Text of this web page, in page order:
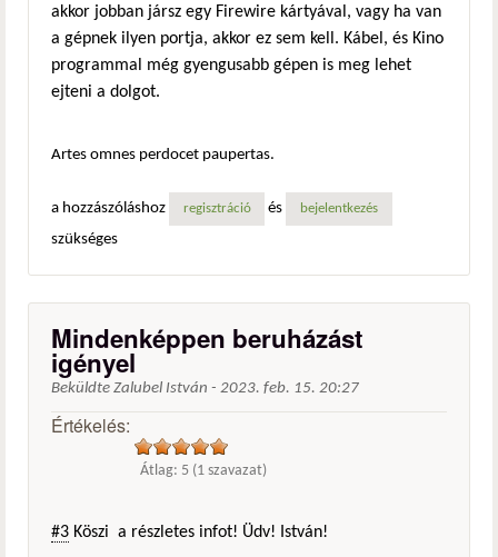
akkor jobban jársz egy Firewire kártyával, vagy ha van
a gépnek ilyen portja, akkor ez sem kell. Kábel, és Kino
programmal még gyengusabb gépen is meg lehet
ejteni a dolgot.
Artes omnes perdocet paupertas.
a hozzászóláshoz regisztráció és bejelentkezés
szükséges
Mindenképpen beruházást
igényel
Beküldte Zalubel István - 2023. feb. 15. 20:27
Értékelés:
Átlag: 5 (1 szavazat)
#3 Köszi a részletes infot! Üdv! István!